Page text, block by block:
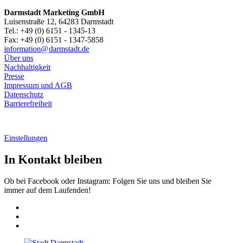
Darmstadt Marketing GmbH
Luisenstraße 12, 64283 Darmstadt
Tel.: +49 (0) 6151 - 1345-13
Fax: +49 (0) 6151 - 1347-5858
information@darmstadt.de
Über uns
Nachhaltigkeit
Presse
Impressum und AGB
Datenschutz
Barrierefreiheit
Einstellungen
In Kontakt bleiben
Ob bei Facebook oder Instagram: Folgen Sie uns und bleiben Sie
immer auf dem Laufenden!